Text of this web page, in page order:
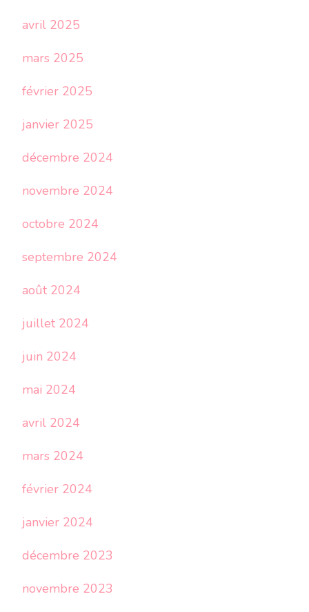
avril 2025
mars 2025
février 2025
janvier 2025
décembre 2024
novembre 2024
octobre 2024
septembre 2024
août 2024
juillet 2024
juin 2024
mai 2024
avril 2024
mars 2024
février 2024
janvier 2024
décembre 2023
novembre 2023